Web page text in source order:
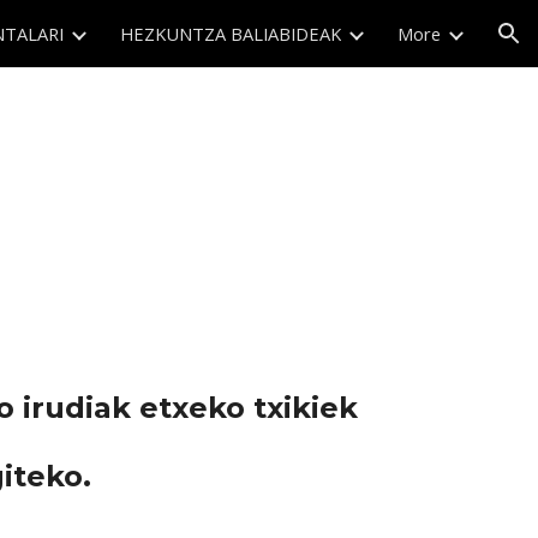
HEZKUNTZA BALIABIDEAK More
irudiak etxeko txikiek